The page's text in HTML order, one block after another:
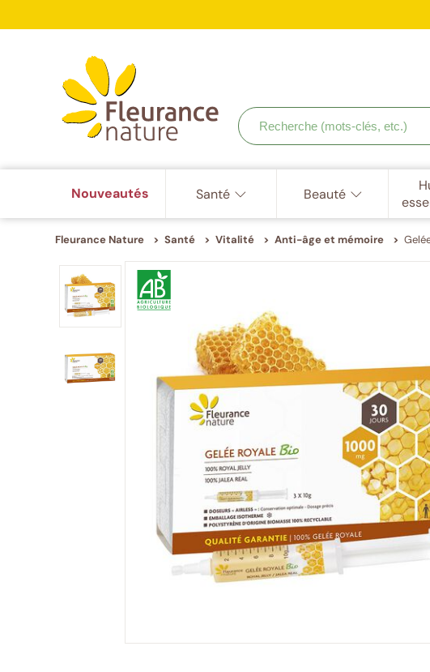
Votre fidélité
Recherche
(mots-
clés,
Nouveautés Santé Beauté
Fleurance Nature Santé Vitalité Anti-âge et mémoire
ISO